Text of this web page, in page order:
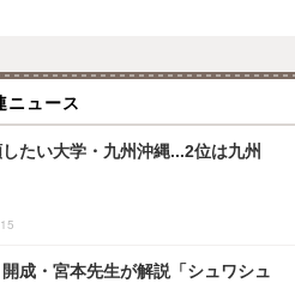
ニュース
たい大学・九州沖縄...2位は九州
開成・宮本先生が解説「シュワシュ